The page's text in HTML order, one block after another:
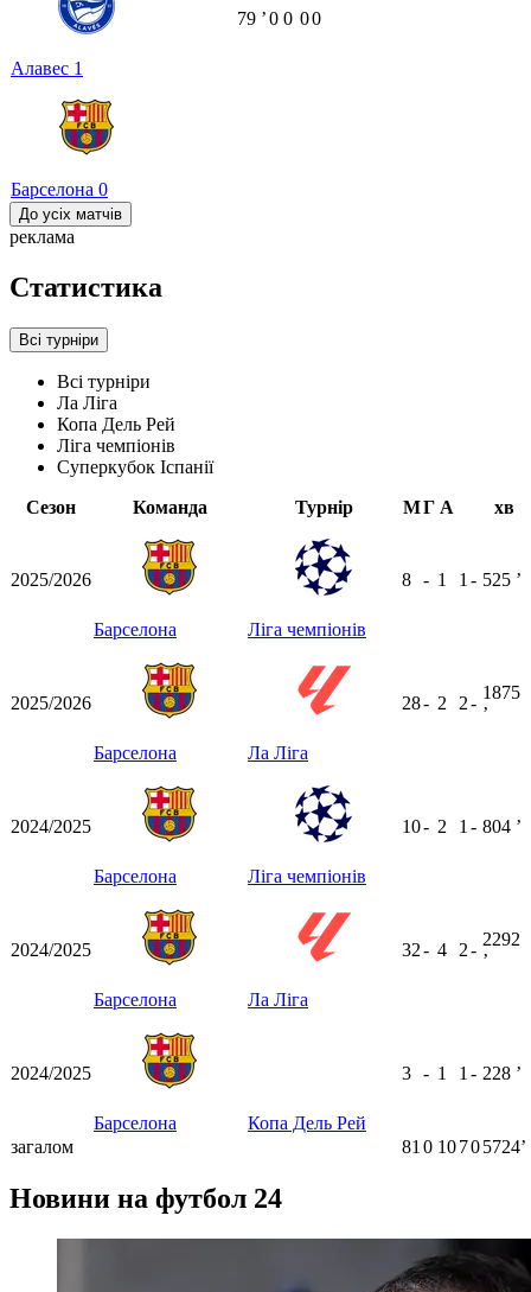
Алавес 1
Барселона 0
79 ʼ0 0 00
До усіх матчів
реклама
Статистика
Всі турніри
Всі турніри
Ла Ліга
Копа Дель Рей
Ліга чемпіонів
Суперкубок Іспанії
Сезон
Команда Турнір МГ А хв
2025/2026
Барселона Ліга чемпіонів
8 - 1 1 - 525 ʼ
2025/2026
Барселона Ла Ліга
28- 2 2-
1875
ʼ
2024/2025
Барселона Ліга чемпіонів
10- 2 1 - 804 ʼ
2024/2025
Барселона Ла Ліга
32- 4 2-
2292
ʼ
2024/2025
Барселона Копа Дель Рей
3 - 1 1 - 228 ʼ
загалом 81 0 10705724ʼ
Новини на футбол 24